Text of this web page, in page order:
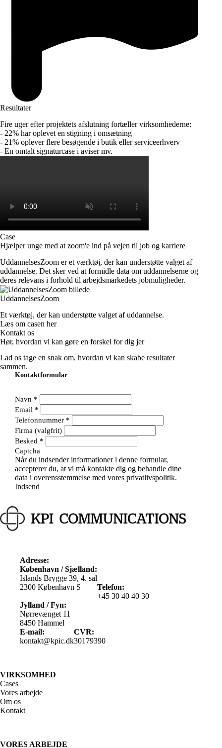
Resultater
Fire uger efter projektets afslutning fortæller virksomhederne:
- 22% har oplevet en stigning i omsætning
- 21% oplever flere besøgende i butik eller serviceerhverv
- En omtalt signaturcase i aviser mv.
Case
Hjælper unge med at zoom'e ind på vejen til job og karriere
UddannelsesZoom er et værktøj, der kan understøtte valget af
uddannelse. Det sker ved at formidle data om uddannelserne og
deres relevans i forhold til arbejdsmarkedets jobmuligheder.
UddannelsesZoom
Et værktøj, der kan understøtte valget af uddannelse.
Læs om casen her
Kontakt os
Hør, hvordan vi kan gøre en forskel for dig jer
Lad os tage en snak om, hvordan vi kan skabe resultater
sammen.
Kontaktformular
Navn *
Email *
Telefonnummer *
Firma (valgfrit)
Besked *
Captcha
Når du indsender informationer i denne formular,
accepterer du, at vi må kontakte dig og behandle dine
data i overensstemmelse med vores privatlivspolitik.
Indsend
Adresse:
København / Sjælland:
Islands Brygge 39, 4. sal
2300 København S
Jylland / Fyn:
Nørrevænget 11
8450 Hammel
Telefon:
+45 30 40 40 30
E-mail:
kontakt@kpic.dk
CVR:
30179390
VIRKSOMHED
Cases
Vores arbejde
Om os
Kontakt
VORES ARBEJDE